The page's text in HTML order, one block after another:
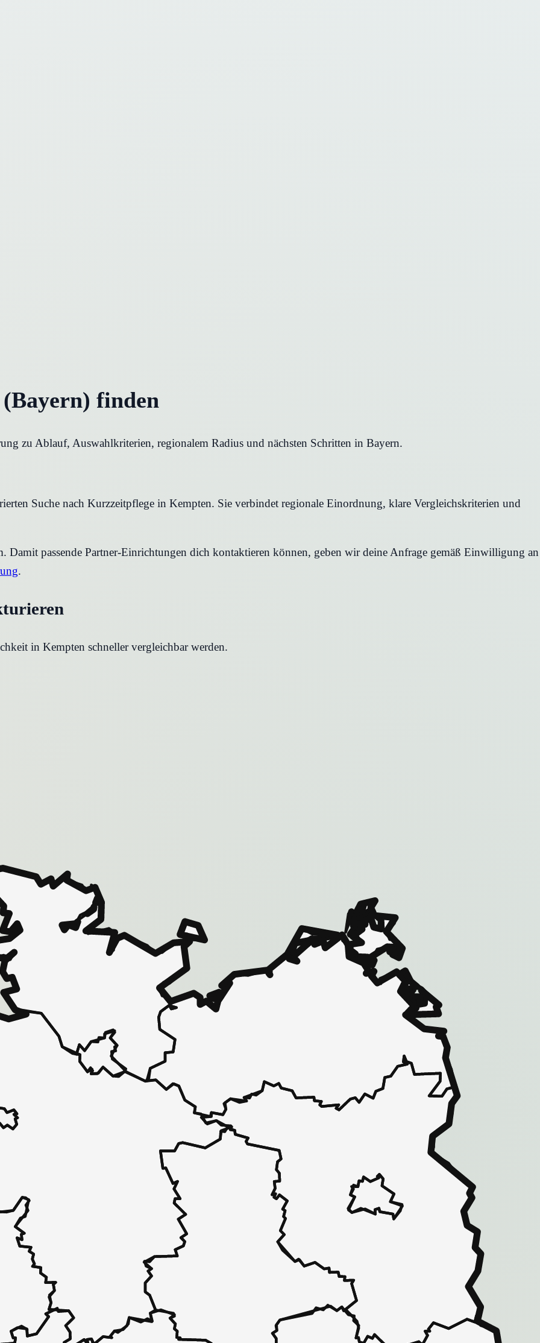
finden
zu Ablauf, Auswahlkriterien, regionalem Radius und nächsten Schritten in Bayern.
Suche nach Kurzzeitpflege in Kempten. Sie verbindet regionale Einordnung, klare Vergleichskriterien und
passende Partner-Einrichtungen dich kontaktieren können, geben wir deine Anfrage gemäß Einwilligung an
.
in Kempten schneller vergleichbar werden.
in 30 Sekunden zu einem Pflegeplatz
bei Ihnen.